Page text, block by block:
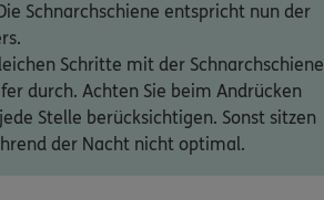
Schnarchschiene entspricht nun der
Schritte mit der Schnarchschiene
durch. Achten Sie beim Andrücken
Stelle berücksichtigen. Sonst sitzen
der Nacht nicht optimal.